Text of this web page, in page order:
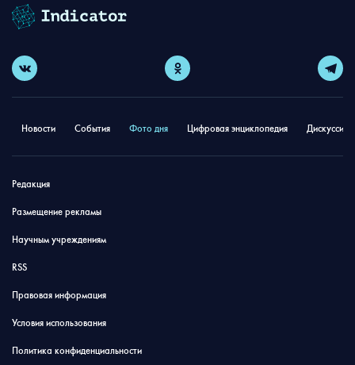
Новости События Фото дня Цифровая энциклопедия
Редакция
Размещение рекламы
Научным учреждениям
RSS
Правовая информация
Условия использования
Политика конфиденциальности